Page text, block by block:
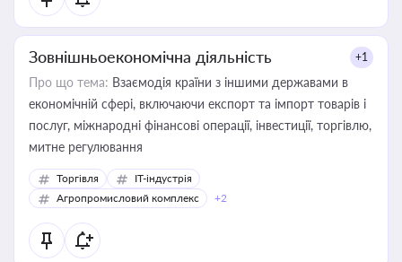
Зовнішньоекономічна діяльність +1
Про що тема: Взаємодія країни з іншими державами в
економічній сфері, включаючи експорт та імпорт товарів і
послуг, міжнародні фінансові операції, інвестиції, торгівлю,
митне регулювання
Торгівля
IT-індустрія
Агропромисловий комплекс
+2